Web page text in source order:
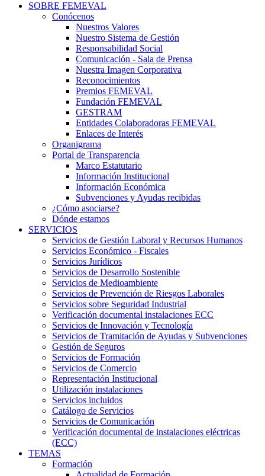
SOBRE FEMEVAL
Conócenos
Nuestros Valores
Nuestro Sistema de Gestión
Responsabilidad Social
Comunicación - Sala de Prensa
Nuestra Imagen Corporativa
Reconocimientos
Premios FEMEVAL
Fundación FEMEVAL
GESTRAM
Entidades Colaboradoras FEMEVAL
Enlaces de Interés
Organigrama
Portal de Transparencia
Marco Estatutario
Información Institucional
Información Económica
Subvenciones y Ayudas recibidas
¿Cómo asociarse?
Dónde estamos
SERVICIOS
Servicios de Gestión Laboral y Recursos Humanos
Servicios Económico - Fiscales
Servicios Jurídicos
Servicios de Desarrollo Sostenible
Servicios de Medioambiente
Servicios de Prevención de Riesgos Laborales
Servicios sobre Seguridad Industrial
Verificación documental instalaciones ECC
Servicios de Innovación y Tecnología
Servicios de Tramitación de Ayudas y Subvenciones
Gestión de Seguros
Servicios de Formación
Servicios de Comercio
Representación Institucional
Utilización instalaciones
Servicios incluidos
Catálogo de Servicios
Servicios de Comunicación
Verificación documental de instalaciones eléctricas
(ECC)
TEMAS
Formación